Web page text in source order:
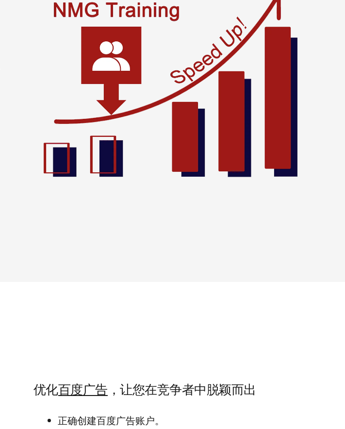
优化百度广告 ，让您在竞争者中脱颖而出
正确创建百度广告账户。